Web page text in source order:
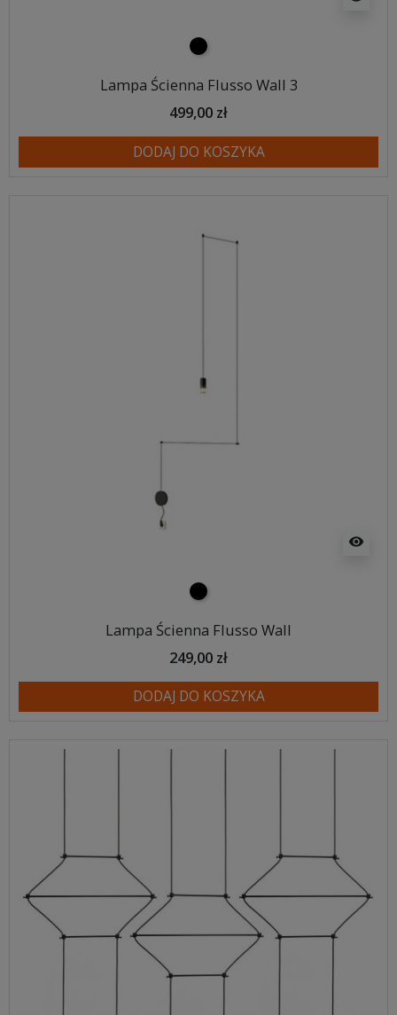
czarny
Lampa Ścienna Flusso Wall 3
499,00 zł
DODAJ DO KOSZYKA
visibility
czarny
Lampa Ścienna Flusso Wall
249,00 zł
DODAJ DO KOSZYKA